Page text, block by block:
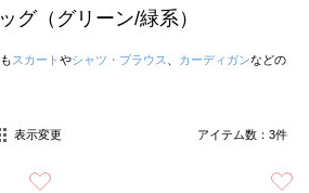
グ（グリーン/緑系）
スカート やシャツ・ブラウス カーディガンなどの
表示変更 アイテム数： 3件